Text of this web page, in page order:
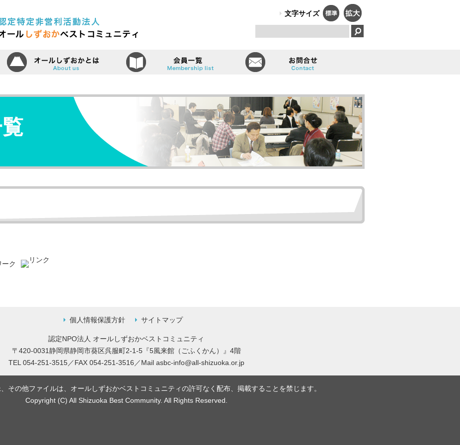
認定特定非営利活動法人（NPO法人）オールしずおかは、障害のある人のはたらく笑顔で、福祉と
文字サイズ
ホーム オールしずおかベストコミュニティとは会員一覧
ク
個人情報保護方針 サイトマップ
認定NPO法人 オールしずおかベストコミュニティ
〒420-0031静岡県静岡市葵区呉服町2-1-5『5風来館（ごふくかん）』4階
TEL 054-251-3515／FAX 054-251-3516／Mail asbc-info@all-shizuoka.or.jp
その他ファイルは、オールしずおかベストコミュニティの許可なく配布、掲載することを禁じます。
Copyright (C) All Shizuoka Best Community. All Rights Reserved.